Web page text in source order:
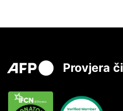
Provjera